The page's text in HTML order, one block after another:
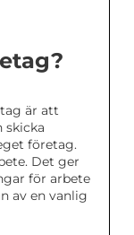
är att
skicka
företag.
Det ger
för arbete
av en vanlig